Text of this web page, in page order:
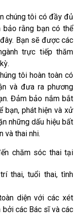
chúng tôi có đầy đủ
rằng bạn có thể
Bạn sẽ được các
trực tiếp thăm
tôi hoàn toàn có
và đưa ra phương
Đảm bảo nắm bắt
bạn, phát hiện và xử
những dấu hiệu bất
và thai nhi.
chăm sóc thai tại
thai, tuổi thai, tình
diện với các xét
các Bác sĩ và các